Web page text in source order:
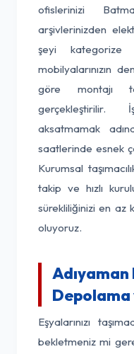
ofislerinizi
arşivlerinizden
şeyi kategorize
mobilyalarınızın
göre montajı
gerçekleştirilir.
aksatmamak
saatlerinde esnek
Kurumsal
takip ve hızlı
sürekliliğinizi en az
oluyoruz.
Eşyalarınızı
bekletmeniz mi